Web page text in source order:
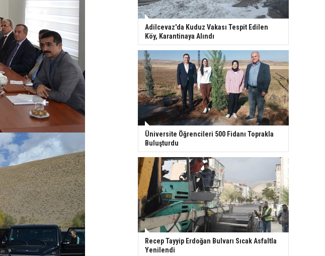
Adilcevaz'da Kuduz Vakası Tespit Edilen
Köy, Karantinaya Alındı
Üniversite Öğrencileri 500 Fidanı Toprakla
Buluşturdu
Recep Tayyip Erdoğan Bulvarı Sıcak Asfaltla
Yenilendi